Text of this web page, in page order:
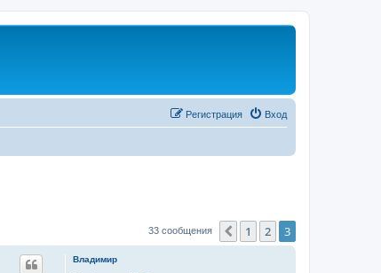
Вход
Регистрация
33 сообщения Пред.
1 2 3
Владимир